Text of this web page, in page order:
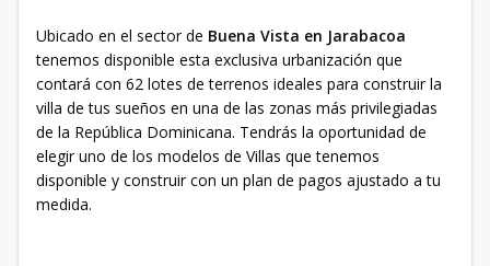
Ubicado en el sector de Buena Vista en Jarabacoa
tenemos disponible esta exclusiva urbanización que
contará con 62 lotes de terrenos ideales para construir la
villa de tus sueños en una de las zonas más privilegiadas
de la República Dominicana. Tendrás la oportunidad de
elegir uno de los modelos de Villas que tenemos
disponible y construir con un plan de pagos ajustado a tu
medida.